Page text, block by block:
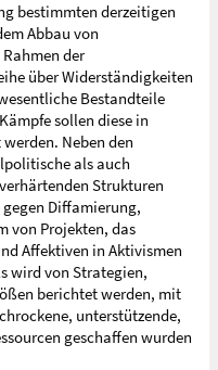
bestimmten derzeitigen
Abbau von
der
über Widerständigkeiten
Bestandteile
sollen diese in
Neben den
als auch
Strukturen
Diffamierung,
von Projekten, das
Affektiven in Aktivismen
wird von Strategien,
berichtet werden, mit
unterstützende,
geschaffen wurden